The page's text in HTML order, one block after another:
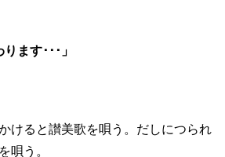
ます･･･」
けると讃美歌を唄う。だしにつられ
唄う。